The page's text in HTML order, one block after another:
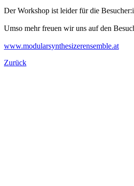
Der Workshop ist leider für die
Umso mehr freuen wir uns auf den
www.modularsynthesizerensemble.at
Zurück